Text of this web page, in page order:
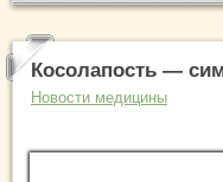
Косолапость —
Новости медицины